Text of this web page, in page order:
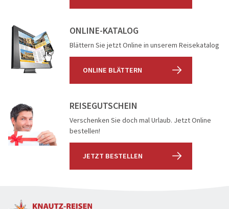
ONLINE-KATALOG
Blättern Sie jetzt Online in unserem Reisekatalog
ONLINE BLÄTTERN
REISEGUTSCHEIN
Verschenken Sie doch mal Urlaub. Jetzt Online
bestellen!
JETZT BESTELLEN